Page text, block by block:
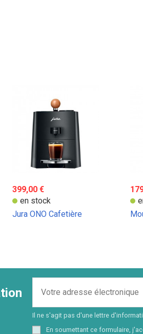
399,00 €
en stock
Jura ONO Cafetière
Il ne s'agit pas d'une lettre
En soumettant ce formulaire,